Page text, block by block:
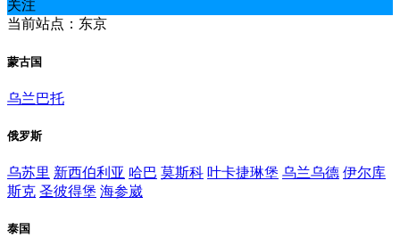
关注
当前站点：东京
蒙古国
乌兰巴托
俄罗斯
乌苏里 新西伯利亚 哈巴 莫斯科 叶卡捷琳堡 乌兰乌德 伊尔库
斯克 圣彼得堡 海参崴
泰国